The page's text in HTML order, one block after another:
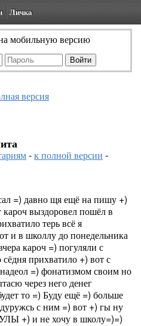
Личка
мобильную версию
версия
-к полной версии -
=) давно щя ещё на пишу +)
выздоровел пошёл в
терь всё я
в школлу до понедельника
кароч =) погуляли с
прихватило +) вот с
=) фонатизмом своим но
через него денег
то =) Буду ещё =) больше
с ним =) вот +) гы ну
+) и не хочу в школу=)=)